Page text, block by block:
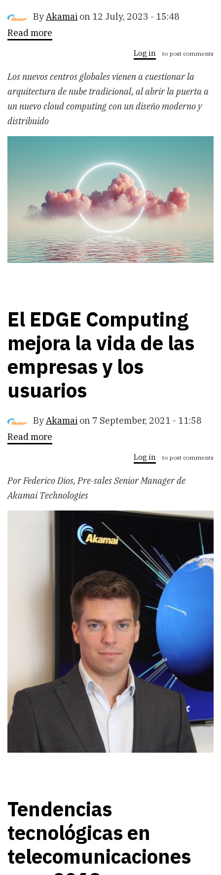
ByAkamai on 12 July, 2023 - 15:48
Read more
de
cloud
computing,
con
nuevos
y
Log in to post comments
Los nuevos centros globales vienen a cuestionar la
arquitectura de nube tradicional, al abrir la puerta a
un nuevo cloud computing con un diseño moderno y
distribuido
El EDGE Computing
mejora la vida de las
empresas y los
usuarios
ByAkamai on 7 September, 2021 - 11:58
Read more
la
vida
de
las
usuarios
Log in to post comments
Por Federico Dios, Pre-sales Senior Manager de
Akamai Technologies
Tendencias
tecnológicas en
telecomunicaciones